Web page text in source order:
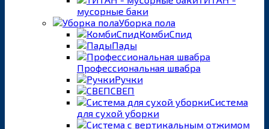
мусорные баки
Уборка пола
КомбиСпид
Пады
Профессиональная швабра
Ручки
СВЕП
Система
для сухой уборки